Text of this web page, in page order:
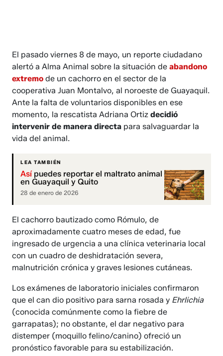
El pasado viernes 8 de mayo, un reporte ciudadano
alertó a Alma Animal sobre la situación de abandono
extremo de un cachorro en el sector de la
cooperativa Juan Montalvo, al noroeste de Guayaquil.
Ante la falta de voluntarios disponibles en ese
momento, la rescatista Adriana Ortizdecidió
intervenir de manera directa para salvaguardar la
vida del animal.
LEA TAMBIÉN
Asípuedes reportar el maltrato animal
en Guayaquil y Quito
28 de enero de 2026
El cachorro bautizado como Rómulo, de
aproximadamente cuatro meses de edad, fue
ingresado de urgencia a una clínica veterinaria local
con un cuadro de deshidratación severa,
malnutrición crónica y graves lesiones cutáneas.
Los exámenes de laboratorio iniciales confirmaron
que el can dio positivo para sarna rosada y Ehrlichia
(conocida comúnmente como la fiebre de
garrapatas); no obstante, el dar negativo para
distemper (moquillo felino/canino) ofreció un
pronóstico favorable para su estabilización.